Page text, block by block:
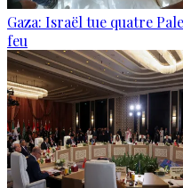
Gaza: Israël tue quatre
feu